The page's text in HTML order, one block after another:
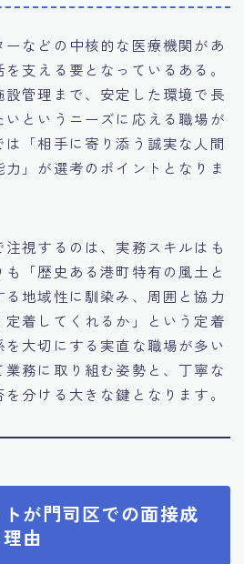
などの中核的な医療機関があ
支える要となっているある。
管理まで、安定した環境で長
いというニーズに応える職場が
「相手に寄り添う誠実な人間
」が選考のポイントとなりま
視するのは、実務スキルはも
「歴史ある港町特有の風土と
地域性に馴染み、周囲と協力
定着してくれるか」という定着
大切にする実直な職場が多い
務に取り組む姿勢と、丁寧な
分ける大きな鍵となります。
が門司区での面接成
由